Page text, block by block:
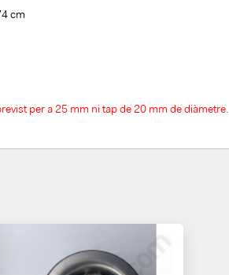
cm
per a 25 mm ni tap de 20 mm de diàmetre.